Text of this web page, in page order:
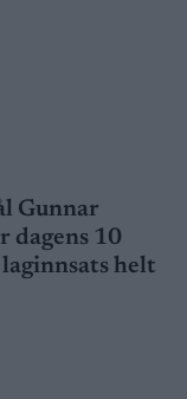
Gunnar
dagens 10
helt